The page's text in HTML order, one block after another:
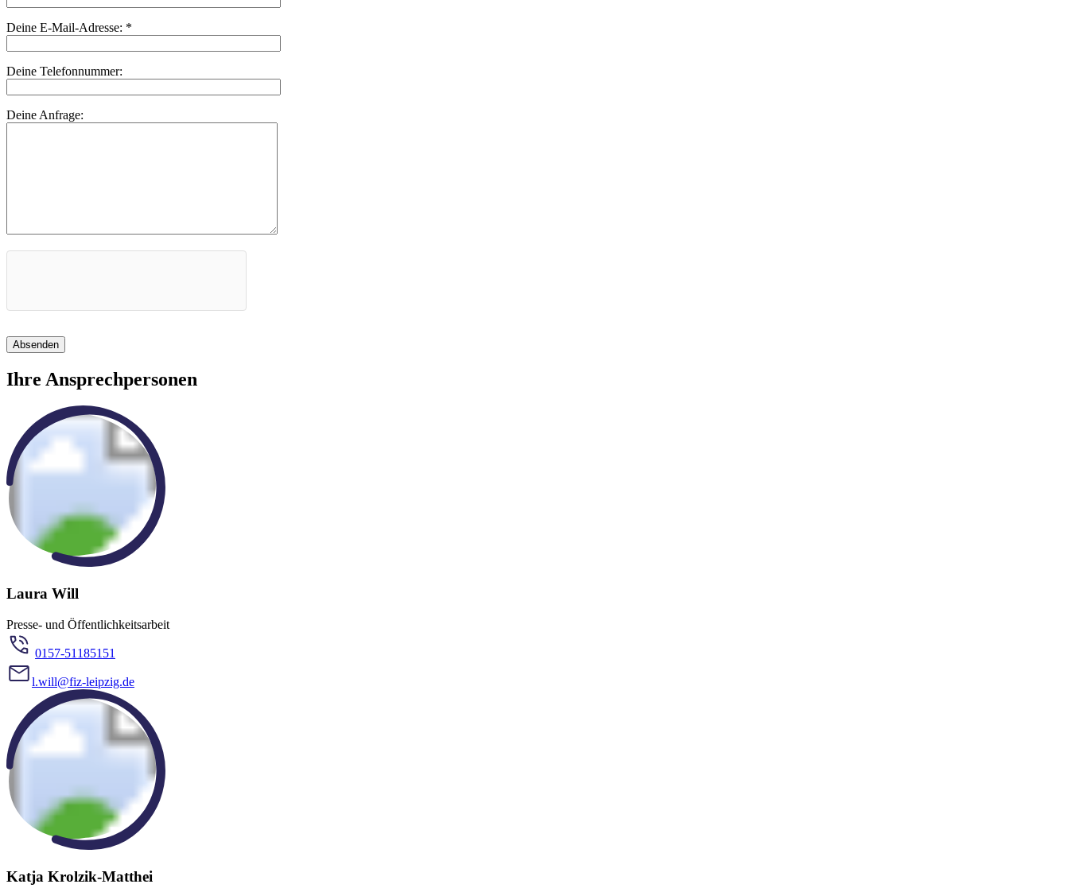
Deine E-Mail-Adresse: *
Deine Telefonnummer:
Deine Anfrage:
Absenden
Ihre Ansprechpersonen
Laura Will
Presse- und Öffentlichkeitsarbeit
0157-51185151
l.will@fiz-leipzig.de
Katja Krolzik-Matthei